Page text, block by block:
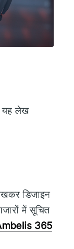
यह लेख
डिजाइन
में सूचित
365